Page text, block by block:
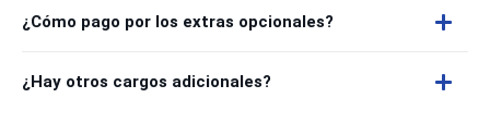
¿Cómo pago por los extras opcionales?
¿Hay otros cargos adicionales?